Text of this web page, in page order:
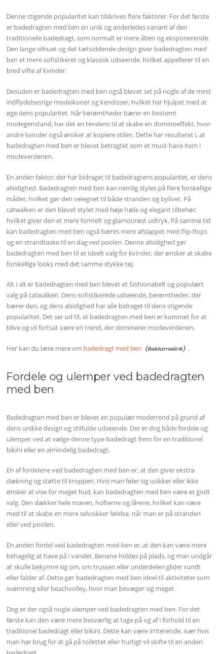
Denne stigende popularitet kan tilskrives flere faktorer. For det første
er badedragten med ben en unik og anderledes variant af den
traditionelle badedragt, som normalt er mere åben og eksponerende.
Den lange silhuet og det tætsiddende design giver badedragten med
ben et mere sofistikeret og klassisk udseende, hvilket appellerer til en
bred vifte af kvinder.
Desuden er badedragten med ben også blevet set på nogle af de mest
indflydelsesrige modeikoner og kendisser, hvilket har hjulpet med at
øge dens popularitet. Når berømtheder bærer en bestemt
modegenstand, har det en tendens til at skabe en dominoeffekt, hvor
andre kvinder også ønsker at kopiere stilen. Dette har resulteret i, at
badedragten med ben er blevet betragtet som et must-have item i
modeverdenen.
En anden faktor, der har bidraget til badedragtens popularitet, er dens
alsidighed. Badedragten med ben kan nemlig styles på flere forskellige
måder, hvilket gør den velegnet til både stranden og bylivet. På
catwalken er den blevet stylet med høje hæle og elegant tilbehør,
hvilket giver den et mere formelt og glamourøst udtryk. På samme tid
kan badedragten med ben også bæres mere afslappet med flip-flops
og en strandtaske til en dag ved poolen. Denne alsidighed gør
badedragten med ben til et ideelt valg for kvinder, der ønsker at skabe
forskellige looks med det samme stykke tøj.
Alt i alt er badedragten med ben blevet et fashionabelt og populært
valg på catwalken. Dens sofistikerede udseende, berømtheder, der
bærer den, og dens alsidighed har alle bidraget til dens stigende
popularitet. Det ser ud til, at badedragten med ben er kommet for at
blive og vil fortsat være en trend, der dominerer modeverdenen.
Her kan du læse mere om badedragt med ben .
Fordele og ulemper ved badedragten
med ben
Badedragten med ben er blevet en populær modetrend på grund af
dens unikke design og stilfulde udseende. Der er dog både fordele og
ulemper ved at vælge denne type badedragt frem for en traditionel
bikini eller en almindelig badedragt.
En af fordelene ved badedragten med ben er, at den giver ekstra
dækning og støtte til kroppen. Hvis man føler sig usikker eller ikke
ønsker at vise for meget hud, kan badedragten med ben være et godt
valg. Den dækker hele maven, hofterne og lårene, hvilket kan være
med til at skabe en mere selvsikker følelse, når man er på stranden
eller ved poolen.
En anden fordel ved badedragten med ben er, at den kan være mere
behagelig at have på i vandet. Benene holdes på plads, og man undgår
at skulle bekymre sig om, om trussen eller underdelen glider rundt
eller falder af. Dette gør badedragten med ben ideel til aktiviteter som
svømning eller beachvolley, hvor man bevæger sig meget.
Dog er der også nogle ulemper ved badedragten med ben. For det
første kan den være mere besværlig at tage på og af i forhold til en
traditionel badedragt eller bikini. Dette kan være irriterende, især hvis
man har brug for at gå på toilettet eller hurtigt vil skifte til en anden